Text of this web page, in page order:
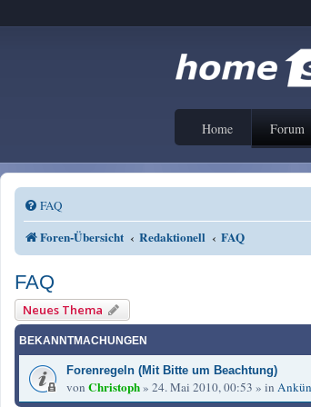
Home Forum
FAQ
Foren-Übersicht Redaktionell FAQ
FAQ
Neues Thema
BEKANNTMACHUNGEN
Forenregeln (Mit Bitte um Beachtung)
von Christoph» 24. Mai 2010, 00:53 » in